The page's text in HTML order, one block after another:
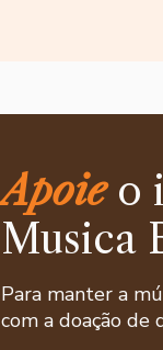
Apoieo
Musica
Para manter a
com a doação de